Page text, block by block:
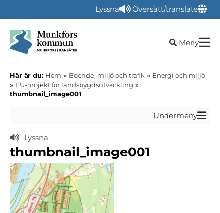
Lyssna Översätt/translate
Öppna
Meny
Här är du: Hem » Boende, miljö och trafik » Energi och miljö
» EU-projekt för landsbygdsutveckling »
thumbnail_image001
Undermeny
Lyssna
thumbnail_image001